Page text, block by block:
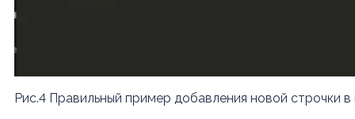
Рис.4 Правильный пример добавления новой строчки